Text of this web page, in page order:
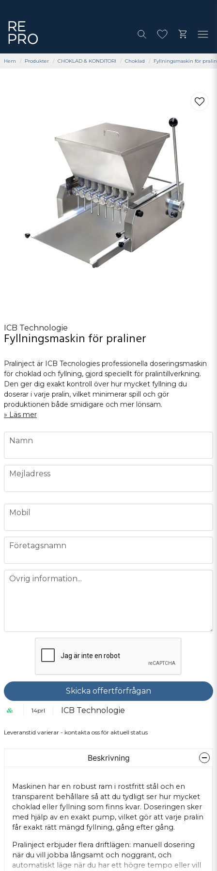
Hem Produkter CHOKLAD & KONDITORI Choklad Fyllningsmaskin för
ICB Technologie
Fyllningsmaskin för praliner
Pralinject är ICB Tecnologies professionella doseringsmaskin
för choklad och fyllning, gjord speciellt för pralintillverkning.
Den ger dig exakt kontroll över hur mycket fyllning du
doserar i varje pralin, vilket minimerar spill och gör
produktionen både smidigare och mer lönsam.
Läs mer
name
Namn
email
Mejladress
phone
Mobil
company
Företagsnamn
message
Övrig information...
Skicka offertförfrågan
14prl ICB Technologie
Leveranstid varierar - kontakta oss för aktuell status
Beskrivning
Maskinen har en robust ram i rostfritt stål och en
transparent behållare så att du tydligt ser hur mycket
choklad eller fyllning som finns kvar. Doseringen sker
med hjälp av en exakt pump, vilket gör att varje pralin
får exakt rätt mängd fyllning, gång efter gång.
Pralinject erbjuder flera driftlägen: manuell dosering
när du vill jobba långsamt och noggrant, och
automatiskt läge när du har ett högre tempo eller vill